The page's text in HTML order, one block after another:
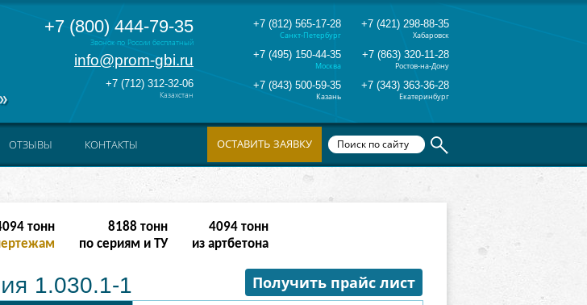
+7 (800) 444-79-35
Звонок по России бесплатный
info@prom-gbi.ru
+7 (712) 312-32-06
Казахстан
+7 (812) 565-17-28
Санкт-Петербург
+7 (421) 298-88-35
Хабаровск
+7 (495) 150-44-35
Москва
+7 (863) 320-11-28
Ростов-на-Дону
+7 (843) 500-59-35
Казань
+7 (343) 363-36-28
Екатеринбург
ОТЗЫВЫ КОНТАКТЫ ОСТАВИТЬ ЗАЯВКУ
тонн
32764 тонн
по сериям и ТУ
16382тонн
из артбетона
Получить прайс лист
1.030.1-1